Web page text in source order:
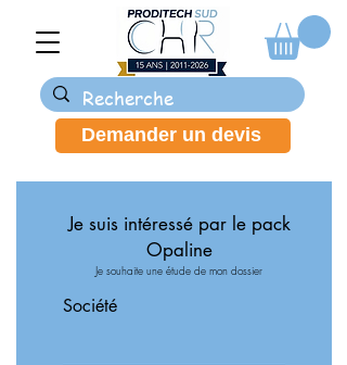
Demander un devis
Je suis intéressé par le pack
Opaline
Je souhaite une étude de mon dossier
Société